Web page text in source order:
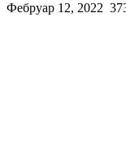
Фебруар 12, 2022